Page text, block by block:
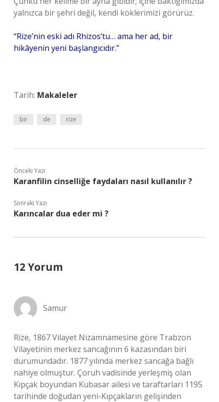
yalnızca bir şehri değil, kendi köklerimizi görürüz.
“Rize’nin eski adı Rhizos’tu… ama her ad, bir
hikâyenin yeni başlangıcıdır.”
Tarih: Makaleler
bir de rize
Önceki Yazı
Karanfilin cinselliğe faydaları nasıl kullanılır ?
Sonraki Yazı
Karıncalar dua eder mi ?
12 Yorum
Samur
Rize, 1867 Vilayet Nizamnamesine göre Trabzon
Vilayetinin merkez sancağının 6 kazasından biri
durumundadır. 1877 yılında merkez sancağa bağlı
nahiye olmuştur. Çoruh vadisinde yerleşmiş olan
Kıpçak boyundan Kubasar ailesi ve taraftarları 1195
tarihinde doğudan yeni-Kıpçakların gelişinden